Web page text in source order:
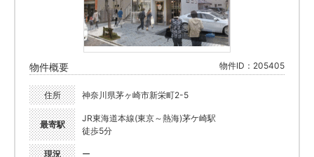
物件概要 物件ID：205405
住所 神奈川県茅ヶ崎市新栄町2-5
最寄駅
JR東海道本線(東京～熱海)茅ケ崎駅
徒歩5分
現況 ー